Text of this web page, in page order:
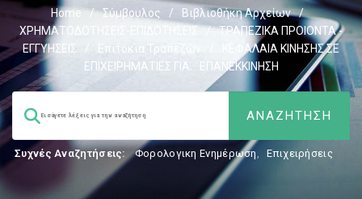
Home / Σύμβουλος / Βιβλιοθήκη Αρχείων
/
ΧΡΗΜΑΤΟΔΟΤΗΣΕΙΣ-ΕΠΙΔΟΤΗΣΕΙΣ
/
ΤΡΑΠΕΖΙΚΑ ΠΡΟΙΟΝΤΑ -
ΕΓΓΥΗΣΕΙΣ
Επιτόκια Τραπεζών
ΚΕΦΑΛΑΙΑ ΚΙΝΗΣΗΣ ΣΕ
ΕΠΙΧΕΙΡΗΜΑΤΙΕΣ ΓΙΑ… ΕΠΑΝΕΚΚΙΝΗΣΗ
Συχνές Αναζητήσεις: Φορολογικη Ενημέρωση, Επιχειρήσεις